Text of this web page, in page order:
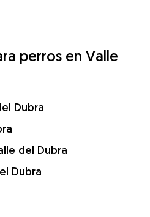
perros en Valle
Dubra
del Dubra
Dubra